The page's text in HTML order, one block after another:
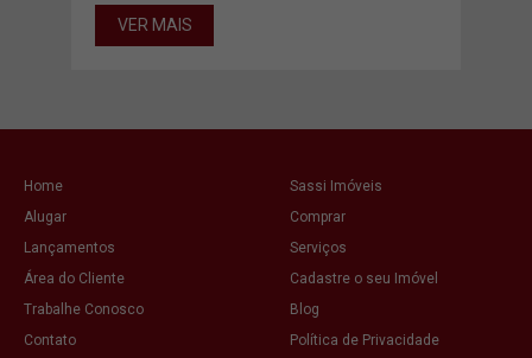
VER MAIS
Home
Sassi Imóveis
Alugar
Comprar
Lançamentos
Serviços
Área do Cliente
Cadastre o seu Imóvel
Trabalhe Conosco
Blog
Contato
Política de Privacidade